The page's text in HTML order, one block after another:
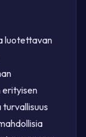
luotettavan
erityisen